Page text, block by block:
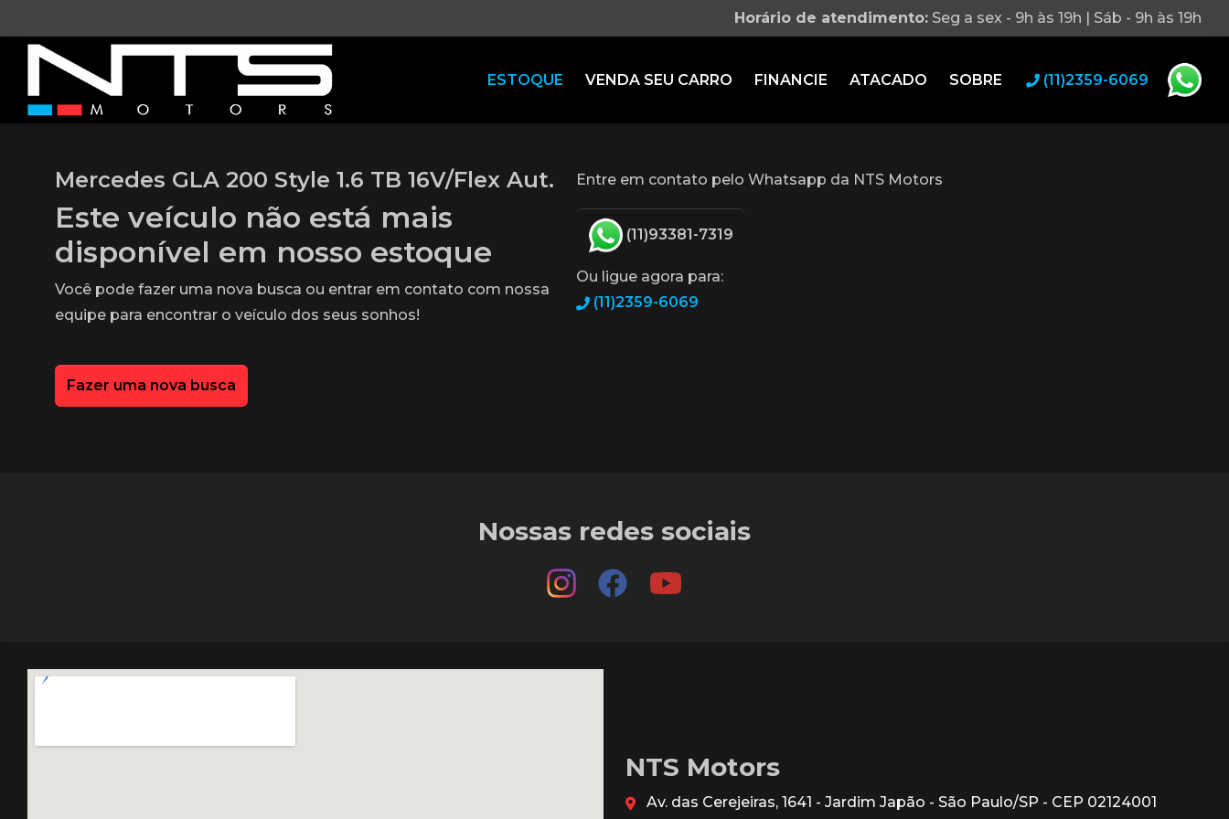
Horário de atendimento: Seg a sex - 9h às 19h | Sáb - 9h às 19h
ESTOQUE VENDA SEU CARRO FINANCIE ATACADO SOBRE (11)2359-6069
Mercedes GLA 200 Style 1.6 TB 16V/Flex Aut.
Este veículo não está mais
disponível em nosso estoque
Você pode fazer uma nova busca ou entrar em contato com nossa
equipe para encontrar o veículo dos seus sonhos!
Fazer uma nova busca
Entre em contato pelo Whatsapp da NTS Motors
(11)93381-7319
Ou ligue agora para:
(11)2359-6069
Nossas redes sociais
NTS Motors
Av. das Cerejeiras, 1641 - Jardim Japão - São Paulo/SP - CEP 02124001